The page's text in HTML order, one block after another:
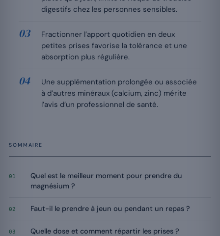
digestifs chez les personnes sensibles.
Fractionner l’apport quotidien en deux
petites prises favorise la tolérance et une
absorption plus régulière.
Une supplémentation prolongée ou associée
à d’autres minéraux (calcium, zinc) mérite
l’avis d’un professionnel de santé.
SOMMAIRE
01
Quel est le meilleur moment pour prendre du
magnésium ?
02 Faut-il le prendre à jeun ou pendant un repas ?
03 Quelle dose et comment répartir les prises ?